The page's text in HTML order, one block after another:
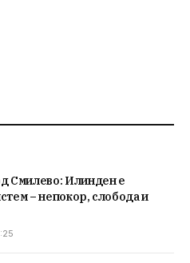
Смилево: Илинден е
– непокор, слобода и